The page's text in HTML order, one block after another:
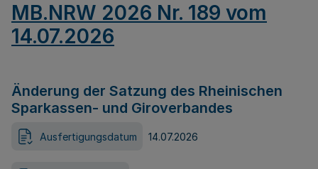
MB.NRW 2026 Nr. 189 vom
14.07.2026
Änderung der Satzung des Rheinischen
Sparkassen- und Giroverbandes
Ausfertigungsdatum 14.07.2026